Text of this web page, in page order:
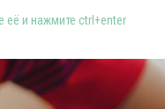
её и нажмите ctrl+enter